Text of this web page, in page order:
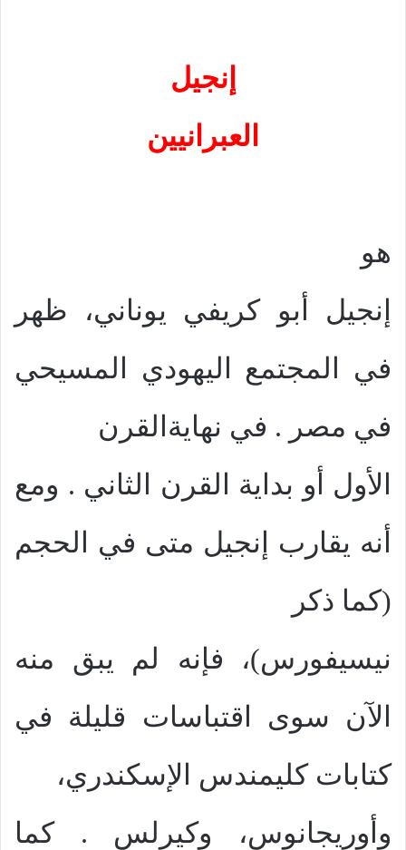
إنجيل
العبرانيين
هو
إنجيل أبو كريفي يوناني، ظهر
في المجتمع اليهودي المسيحي
في مصر . في نهايةالقرن
الأول أو بداية القرن الثاني . ومع
أنه يقارب إنجيل متى في الحجم
(كما ذكر
نيسيفورس)، فإنه لم يبق منه
الآن سوى اقتباسات قليلة في
كتابات كليمندس الإسكندري،
وأوريجانوس، وكيرلس . كما